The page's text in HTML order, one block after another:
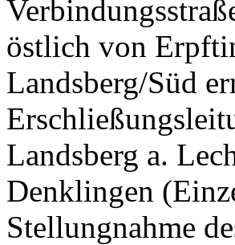
östlich von
Landsberg/Süd
Landsberg a.
Denklingen
Stellungnahme